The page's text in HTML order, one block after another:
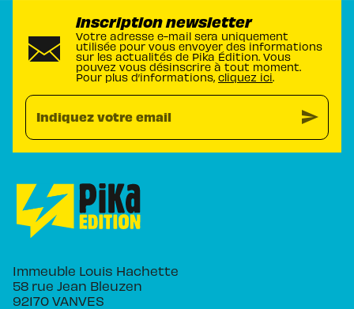
Inscription newsletter
Votre adresse e-mail sera uniquement
utilisée pour vous envoyer des informations
sur les actualités de Pika Édition. Vous
pouvez vous désinscrire à tout moment.
Pour plus d’informations, cliquez ici.
Indiquez votre email send
Immeuble Louis Hachette
58 rue Jean Bleuzen
92170 VANVES